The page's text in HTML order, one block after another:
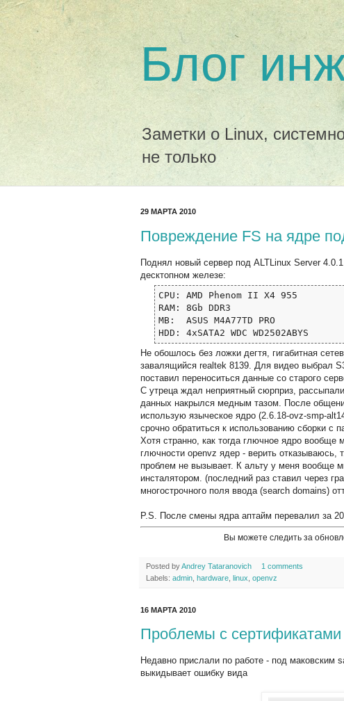
Блог
Заметки о Linux,
не только
29 МАРТА 2010
Повреждение FS на ядре
Поднял новый сервер под ALTLinux Server
десктопном железе:
CPU: AMD Phenom II X4 955
RAM: 8Gb DDR3
MB:  ASUS M4A77TD PRO
HDD: 4xSATA2 WDC WD2502ABYS
Не обошлось без ложки дегтя, гигабитная
завалящийся realtek 8139. Для видео выбрал
поставил переноситься данные со старого
С утреца ждал неприятный сюрприз,
данных накрылся медным тазом. После
использую языческое ядро (2.6.18-ovz-smp-
срочно обратиться к использованию сборки с
Хотя странно, как тогда глючное ядро вообще
глючности openvz ядер - верить
проблем не вызывает. К альту у меня вообще
инсталятором. (последний раз ставил через
многострочного поля ввода (search domains)
P.S. После смены ядра аптайм перевалил за
Вы можете следить за
Posted byAndrey Tataranovich
1 comments
Labels: admin hardware linux openvz
16 МАРТА 2010
Проблемы с
Недавно прислали по работе - под маковским
выкидывает ошибку вида